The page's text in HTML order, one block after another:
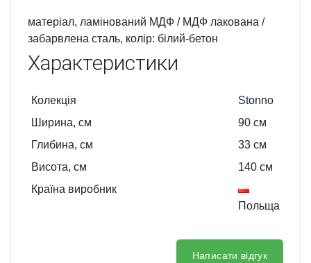
матеріал, ламінований МДФ / МДФ лакована /
забарвлена сталь, колір: білий-бетон
Характеристики
Колекція
Stonno
Ширина, см
90 см
Глибина, см
33 см
Висота, см
140 см
Країна виробник
Польща
Написати відгук